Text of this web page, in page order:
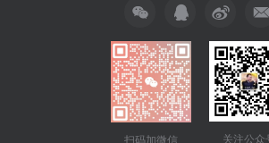
扫码加微信 关注公众